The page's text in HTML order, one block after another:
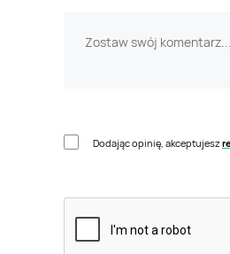
Dodając opinię, akceptujesz